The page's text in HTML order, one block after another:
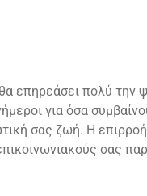
επηρεάσει πολύ την
για όσα
σας ζωή. Η επιρροή
σας